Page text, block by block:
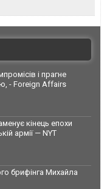
і прагне
- Foreign Affairs
кінець епохи
армії — NYT
брифінга Михайла